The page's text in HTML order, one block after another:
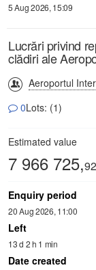
5 Aug 2026, 15:09
Lucrări privind
clădiri ale
Aeroportul
0Lots: (1)
Estimated value
7 966 725,92
Enquiry period
20 Aug 2026, 11:00
Left
13 d 2 h 1 min
Date created